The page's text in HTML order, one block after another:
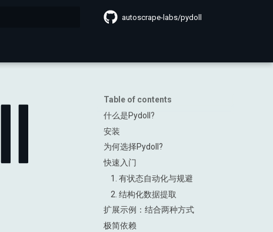
autoscrape-labs/pydoll
Table of contents
什么是Pydoll?
安装
为何选择Pydoll?
快速入门
1. 有状态自动化与规避
2. 结构化数据提取
扩展示例：结合两种方式
极简依赖